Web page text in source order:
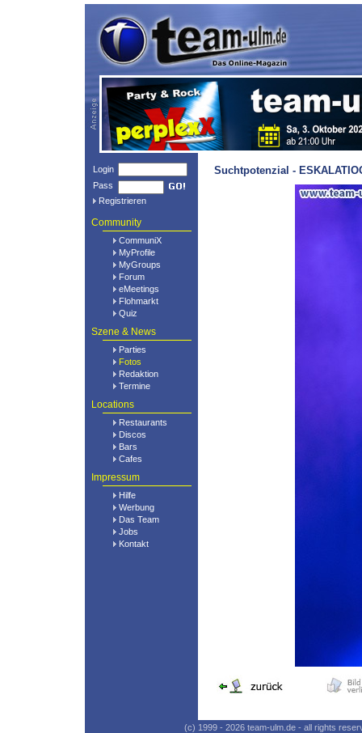
Login
Pass
Registrieren
Community
CommuniX
MyProfile
MyGroups
Forum
eMeetings
Flohmarkt
Quiz
Szene & News
Parties
Fotos
Redaktion
Termine
Locations
Restaurants
Discos
Bars
Cafes
Impressum
Hilfe
Werbung
Das Team
Jobs
Kontakt
Suchtpotenzial -
(c) 1999 - 2026 team-ulm.de - all rights